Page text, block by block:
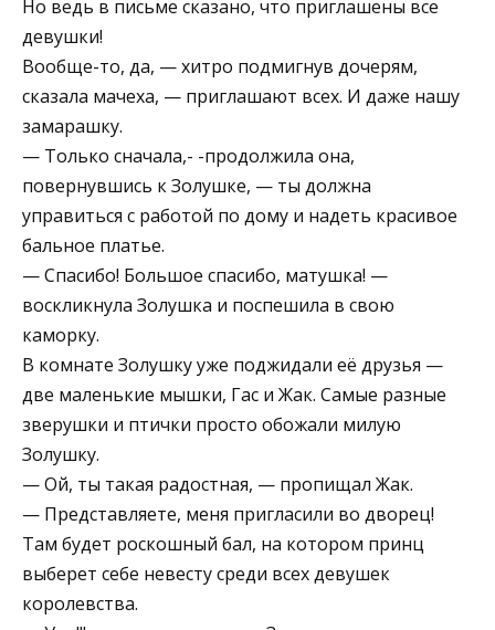
Но ведь в письме сказано, что приглашены все
девушки!
Вообще-то, да, — хитро подмигнув дочерям,
сказала мачеха, — приглашают всех. И даже нашу
замарашку.
— Только сначала,- -продолжила она,
повернувшись к Золушке, — ты должна
управиться с работой по дому и надеть красивое
бальное платье.
— Спасибо! Большое спасибо, матушка! —
воскликнула Золушка и поспешила в свою
каморку.
В комнате Золушку уже поджидали её друзья —
две маленькие мышки, Гас и Жак. Самые разные
зверушки и птички просто обожали милую
Золушку.
— Ой, ты такая радостная, — пропищал Жак.
— Представляете, меня пригласили во дворец!
Там будет роскошный бал, на котором принц
выберет себе невесту среди всех девушек
королевства.